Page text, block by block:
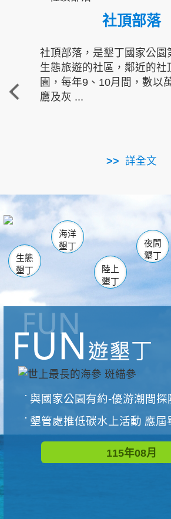
社頂部落
社頂部落，是墾丁國家公園
生態旅遊的社區，鄰近的社
園，每年9、10月間，數以
鷹及灰 ...
詳全文
海生館
恆春
龍鑾潭自然中心 森林遊
瓊麻館
關山 墾管處遊客
社頂
船帆石
白砂 香
生態
墾丁
海洋
墾丁
陸上
墾丁
夜間
墾丁
與國家公園有約-優游潮間探
墾管處推低碳水上活動 應屆畢業
115年08月